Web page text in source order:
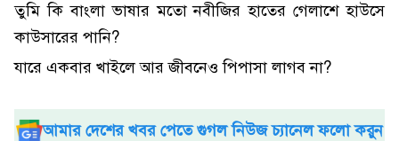
তুমি কি বাংলা ভাষার মতো নবীজির হাতের গেলাশে হাউসে
কাউসারের পানি?
যারে একবার খাইলে আর জীবনেও পিপাসা লাগব না?
আমার দেশের খবর পেতে গুগল নিউজ চ্যানেল ফলো করুন